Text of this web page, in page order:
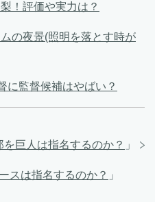
！評価や実力は？
の夜景(照明を落とす時が
に監督候補はやばい？
を巨人は指名するのか？ 」
スは指名するのか？ 」